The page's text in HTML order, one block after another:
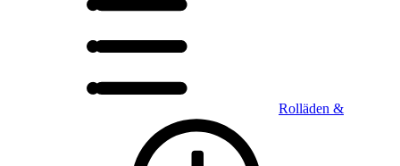
Rolläden &